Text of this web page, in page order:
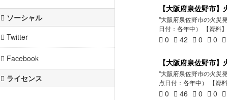
ソーシャル
Twitter
Facebook
ライセンス
【大阪府泉佐野市
"大阪府泉佐野市の火災
日付：各年中） 【資料
0 42 0 0
【大阪府泉佐野市
"大阪府泉佐野市の火災
点日付：各年中） 【資
0 46 0 0